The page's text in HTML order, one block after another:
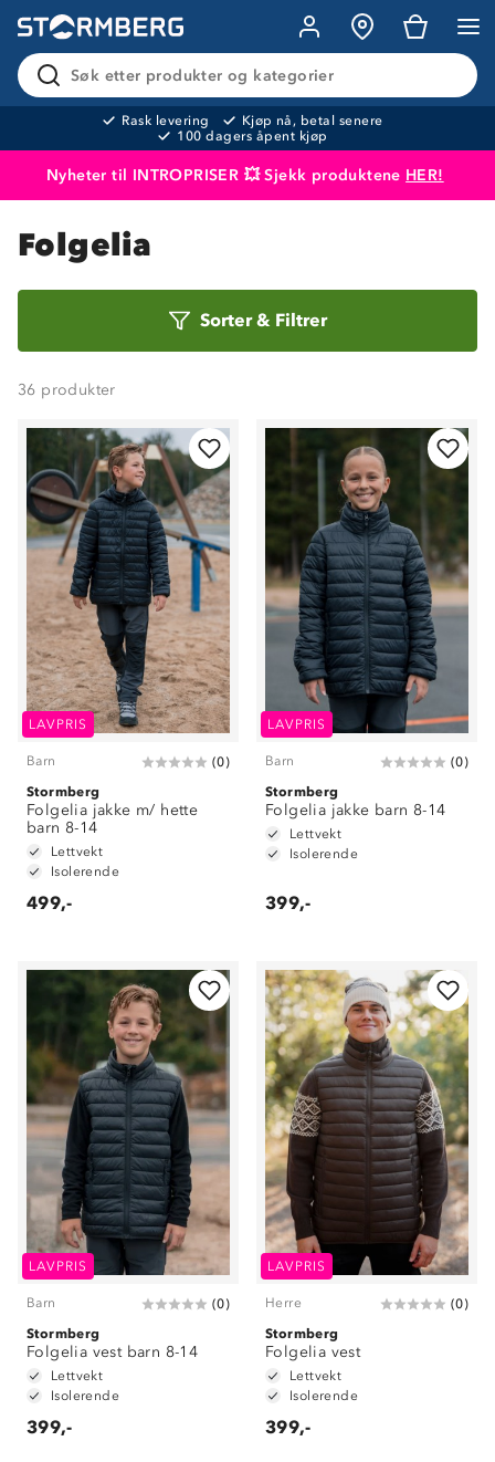
Søk etter produkter og kategorier
Rask levering
Kjøp nå, betal senere
100 dagers åpent kjøp
Nyheter til INTROPRISER 💥 Sjekk produktene HER!
Produktet er lagt i handlekurven
Folgelia
Sorter& Filtrer
36 produkter
LAVPRIS
Barn (0)
Stormberg
Folgelia jakke m/ hette
barn 8-14
Lettvekt
Isolerende
499,-
LAVPRIS
Barn (0)
Stormberg
Folgelia jakke barn 8-14
Lettvekt
Isolerende
399,-
LAVPRIS
Barn (0)
Stormberg
Folgelia vest barn 8-14
Lettvekt
Isolerende
399,-
LAVPRIS
Herre (0)
Stormberg
Folgelia vest
Lettvekt
Isolerende
399,-